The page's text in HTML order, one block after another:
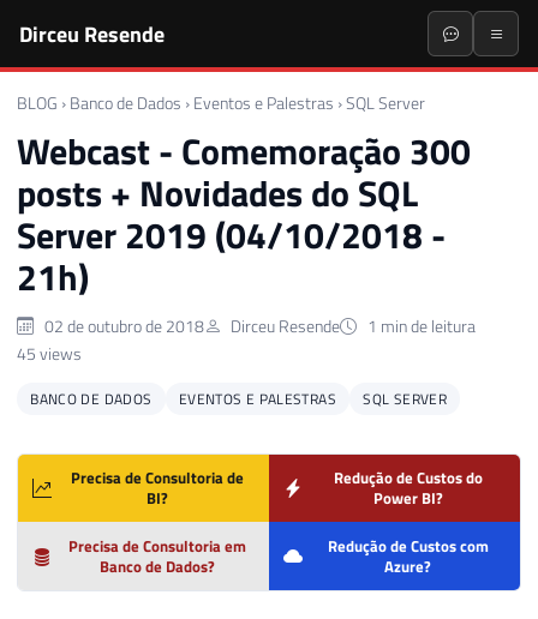
Dirceu Resende
BLOG › Banco de Dados › Eventos e Palestras ›SQL Server
Webcast - Comemoração 300
posts + Novidades do SQL
Server 2019 (04/10/2018 -
21h)
02 de outubro de 2018 Dirceu Resende
1 min de leitura
45 views
BANCO DE DADOS EVENTOS E PALESTRAS SQL SERVER
Precisa de Consultoria de
BI?
Redução de Custos do
Power BI?
Precisa de Consultoria em
Banco de Dados?
Redução de Custos com
Azure?